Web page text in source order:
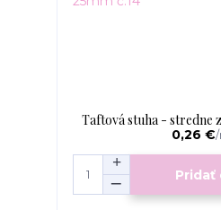
Taftová stuha - stredne
0,26 €/
Pridať